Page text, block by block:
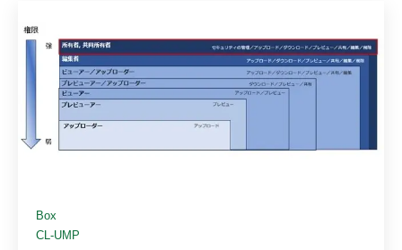
Box
CL-UMP